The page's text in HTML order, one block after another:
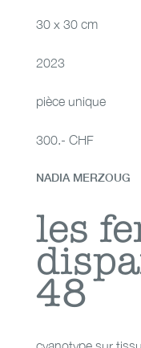
30 x 30 cm
2023
pièce unique
300.- CHF
les
NADIA MERZOUG
les
48